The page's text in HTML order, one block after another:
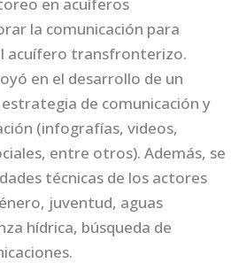
la comunicación para
acuífero transfronterizo.
en el desarrollo de un
de comunicación y
(infografías, videos,
entre otros). Además, se
técnicas de los actores
juventud, aguas
hídrica, búsqueda de